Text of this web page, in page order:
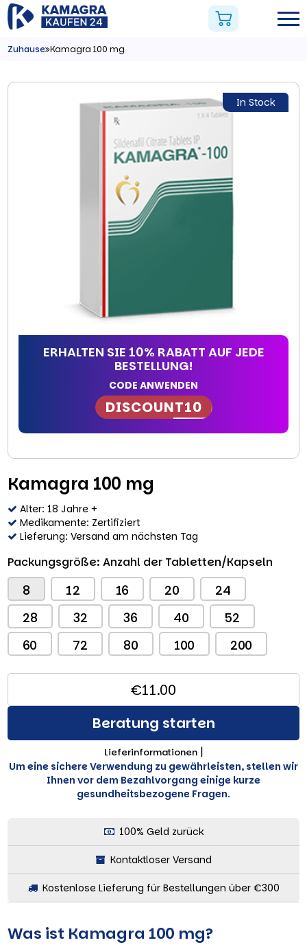
Zuhause Kamagra 100 mg
In Stock
ERHALTEN SIE 10% RABATT AUF JEDE
BESTELLUNG!
CODE ANWENDEN
DISCOUNT10
Kamagra 100 mg
Alter: 18 Jahre +
Medikamente: Zertifiziert
Lieferung: Versand am nächsten Tag
Packungsgröße: Anzahl der Tabletten/Kapseln
8 12 16 20
24
28
32 36 40
52
60
72 80 100 200
€11.00
Beratung starten
Lieferinformationen|
Um eine sichere Verwendung zu gewährleisten, stellen wir
Ihnen vor dem Bezahlvorgang einige kurze
gesundheitsbezogene Fragen.
100% Geld zurück
Kontaktloser Versand
Kostenlose Lieferung für Bestellungen über €300
Was ist Kamagra 100 mg?